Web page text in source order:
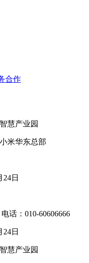
合作
慧产业园
米华东总部
24日
话：010-60606666
24日
慧产业园